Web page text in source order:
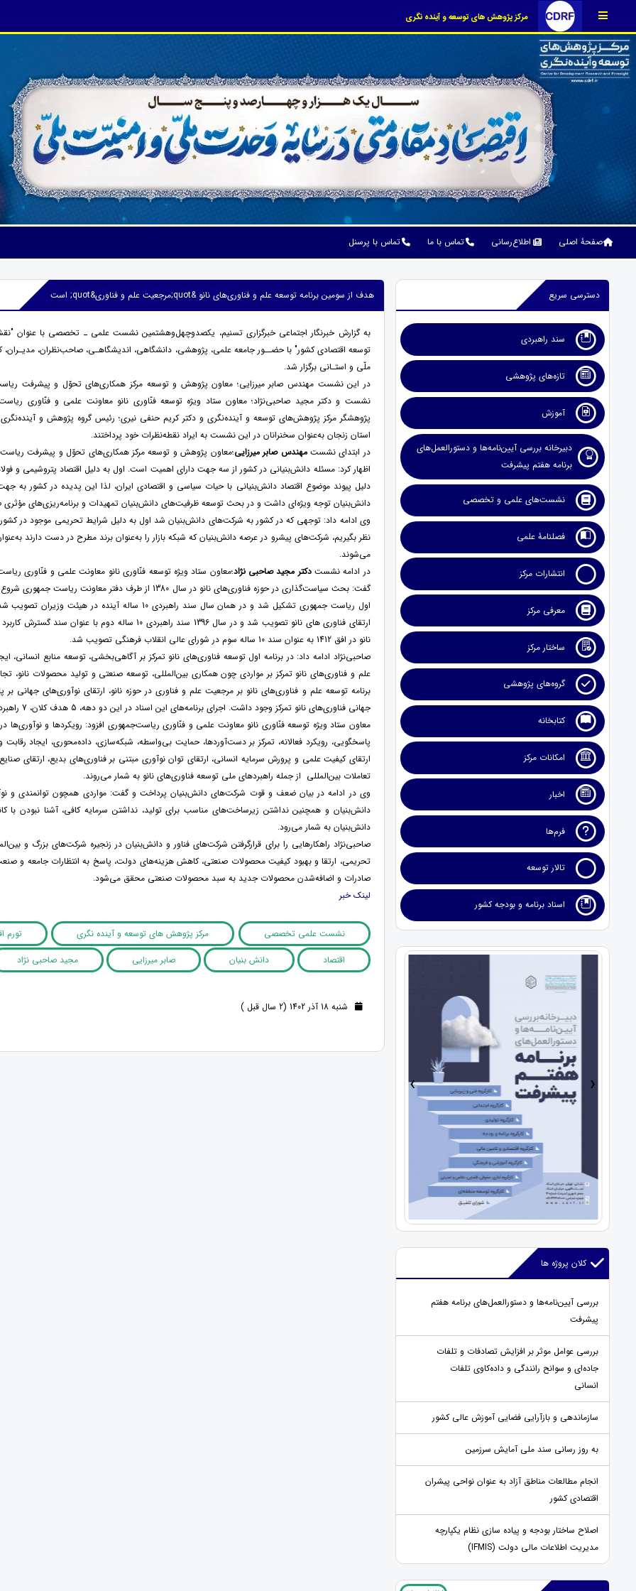
مرکز پژوهش های توسعه و آینده نگری
صفحۀ اصلی اطلاع‌رسانی تماس با ما تماس با پرسنل
دسترسی سریع
سند راهبردی
تازه‌های پژوهشی
آموزش
دبیرخانه بررسی آیین‌نامه‌ها و دستورالعمل‌های
برنامه هفتم پیشرفت
نشست‌های علمی و تخصصی
فصلنامۀ علمی
انتشارات مرکز
معرفی مرکز
ساختار مرکز
گروه‌های پژوهشی
کتابخانه
امکانات مرکز
اخبار
فرم‌ها
تالار توسعه
اسناد برنامه و بودجه کشور
› ‹
کلان پروژه ها
بررسی آیین‌نامه‌ها و دستورالعمل‌های برنامه هفتم
پیشرفت
بررسی عوامل موثر بر افزایش تصادفات و تلفات
جاده‌ای و سوانح رانندگی و داده‌کاوی تلفات
انسانی
سازماندهی و بازآرایی فضایی آموزش عالی کشور
به روز رسانی سند ملی آمایش سرزمین
انجام مطالعات مناطق آزاد به عنوان نواحی پیشران
اقتصادی کشور
اصلاح ساختار بودجه و پیاده سازی نظام یکپارچه
مدیریت اطلاعات مالی دولت (IFMIS)
هدف از سومین برنامه توسعه علم و فناوری‌های نانو &quot;مرجعیت علم و فناوری‌&quot; است
به گزارش خبرنگار اجتماعی خبرگزاری تسنیم، یکصدوچهل‌وهشتمین نشست علمی ـ تخصصی با عنوان
توسعه اقتصادی کشور" با حضــور جامعه علمی، پژوهشی، دانشگاهی، اندیشگاهـی، صاحب‌نظران، مدیـران،
ملّی و استـانی برگزار شد.
در این نشست مهندس صابر میرزایی؛ معاون پژوهش و توسعه مرکز همکاری‌های تحوّل و پیشرفت
نشست و دکتر مجید صاحبی‌نژاد؛ معاون ستاد ویژه توسعه فنّاوری نانو معاونت علمی و فنّاوری
پژوهشگر مرکز پژوهش‌های توسعه و آینده‌نگری و دکتر کریم حنفی نیری؛ رئیس گروه پژوهش و
استان زنجان به‌عنوان سخنرانان در این نشست به ایراد نقطه‌نظرات خود پرداختند.
در ابتدای نشستمهندس صابر میرزایی؛معاون پژوهش و توسعه مرکز همکاری‌های تحوّل و پیشرفت
اظهار کرد: مسئله دانش‌بنیانی در کشور از سه جهت دارای اهمیت است. اول به دلیل اقتصاد پتروشیمی و
دلیل پیوند موضوع اقتصاد دانش‌بنیانی با حیات سیاسی و اقتصادی ایران، لذا این پدیده در کشور
دانش‌بنیان توجه ویژه‌ای داشت و در بحث توسعه ظرفیت‌های دانش‌بنیان تمهیدات و برنامه‌ریزی‌های مؤثری
وی ادامه داد: توجهی که در کشور به شرکت‌های دانش‌بنیان شد اول به دلیل شرایط تحریمی موجود در
نظر بگیریم، شرکت‌های پیشرو در عرصه دانش‌بنیان که شبکه بازار را به‌عنوان برند مطرح در دست دارند
می‌شوند.
در ادامه نشستدکتر مجید صاحبی نژاد؛معاون ستاد ویژه توسعه فنّاوری نانو معاونت علمی و فنّاوری
نانو در افق 1412 به عنوان سند 10 ساله سوم در شورای عالی انقلاب فرهنگی تصویب شد.
صاحبی‌نژاد ادامه داد: در برنامه اول توسعه فناوری‌های نانو تمرکز بر آگاهی‌بخشی، توسعه منابع
علم و فناوری‌های نانو تمرکز بر مواردی چون همکاری بین‌المللی، توسعه صنعتی و تولید محصولات نانو،
برنامه توسعه علم و فناوری‌های نانو بر مرجعیت علم و فناوری در حوزه نانو، ارتقای نوآوری‌های جهانی بر
جهانی فناوری‌های نانو تمرکز وجود داشت. اجرای برنامه‌های این اسناد در این دو دهه، 5 هدف کلان، 7 راهبرد کلان، 23 اقدام ملی، 42 برنامه اجرایی و در نهایت 72 فعالیت را در بر می گیرد.
معاون ستاد ویژه توسعه فنّاوری نانو معاونت علمی و فنّاوری ریاست‌جمهوری افزود: رویکردها و نوآوری‌ها
پاسخگویی، رویکرد فعالانه، تمرکز بر دست‌آوردها، حمایت بی‌واسطه، شبکه‌سازی، داده‌محوری، ایجاد
ارتقای کیفیت علمی و پرورش سرمایه انسانی، ارتقای توان نوآوری مبتنی بر فناوری‌های بدیع، ارتقای
تعاملات بین‌المللی از جمله راهبردهای ملی توسعه فناوری‌های نانو به شمار می‌روند.
وی در ادامه در بیان ضعف و قوت شرکت‌های دانش‌بنیان پرداخت و گفت: مواردی همچون توانمندی و
دانش‌بنیان و همچنین نداشتن زیرساخت‌های مناسب برای تولید، نداشتن سرمایه کافی، آشنا نبودن
دانش‌بنیان به شمار می‌رود.
صاحبی‌نژاد راهکارهایی را برای قرارگرفتن شرکت‌های فناور و دانش‌بنیان در زنجیره شرکت‌های بزرگ و
تحریمی، ارتقا و بهبود کیفیت محصولات صنعتی، کاهش هزینه‌های دولت، پاسخ به انتظارات جامعه و
صادرات و اضافه‌شدن محصولات جدید به سبد محصولات صنعتی محقق می‌شود.
لینک خبر
نشست علمی تخصصی مرکز پژوهش های توسعه و آینده نگری تورم
اقتصاد
دانش بنیان صابر میرزایی مجید صاحبی ­نژاد
شنبه 18 آذر 1402 (2 سال قبل )